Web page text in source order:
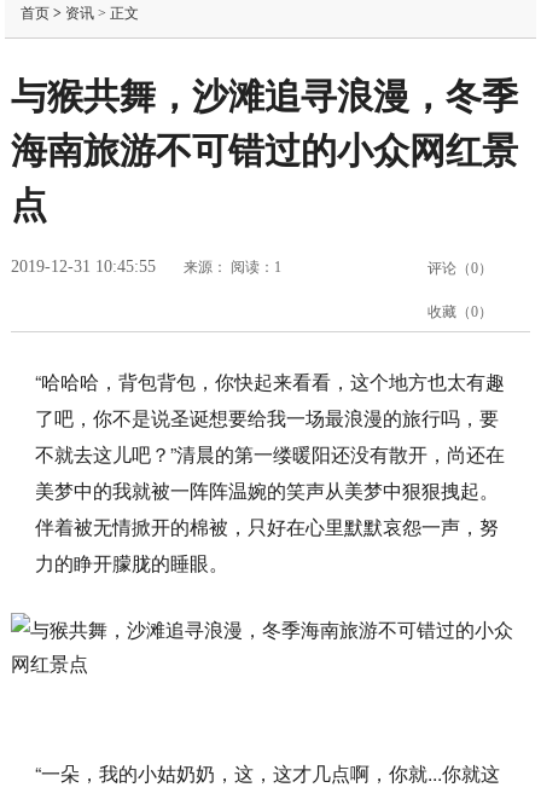
首页> 资讯> 正文
与猴共舞，沙滩追寻浪漫，冬季
海南旅游不可错过的小众网红景
点
2019-12-31 10:45:55 来源： 阅读：1 评论（0）
收藏（0）
“哈哈哈，背包背包，你快起来看看，这个地方也太有趣
了吧，你不是说圣诞想要给我一场最浪漫的旅行吗，要
不就去这儿吧？”清晨的第一缕暖阳还没有散开，尚还在
美梦中的我就被一阵阵温婉的笑声从美梦中狠狠拽起。
伴着被无情掀开的棉被，只好在心里默默哀怨一声，努
力的睁开朦胧的睡眼。
“一朵，我的小姑奶奶，这，这才几点啊，你就...你就这